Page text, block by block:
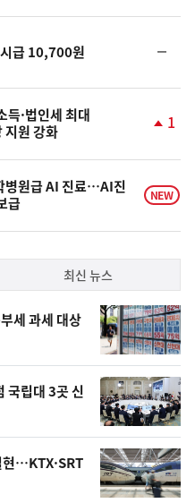
급 10,700원
일
득·법인세 최대
원 강화
승
1
병원급 AI 진료…AI진
급
NEW
최신 뉴스
세 과세 대상
립대 3곳 신
현…KTX·SRT